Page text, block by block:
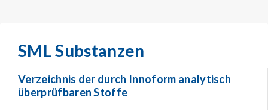
SML Substanzen
Verzeichnis der durch Innoform analytisch
überprüfbaren Stoffe